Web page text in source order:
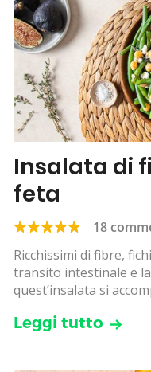
Insalata di
feta
18
Ricchissimi di fibre,
transito intestinale e
quest’insalata si
Leggi tutto